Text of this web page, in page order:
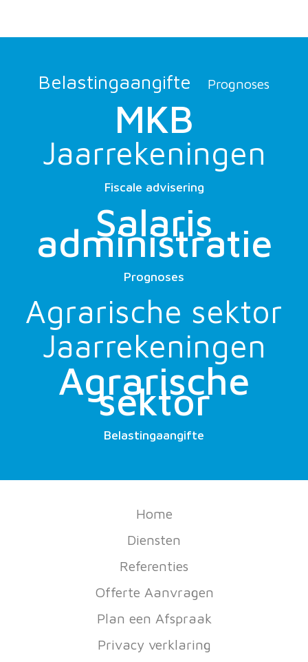
Belastingaangifte Prognoses
MKB
Jaarrekeningen
Fiscale advisering
Salaris
administratie
Prognoses
Agrarische sektor
Jaarrekeningen
Agrarische
sektor
Belastingaangifte
Home
Diensten
Referenties
Offerte Aanvragen
Plan een Afspraak
Privacy verklaring